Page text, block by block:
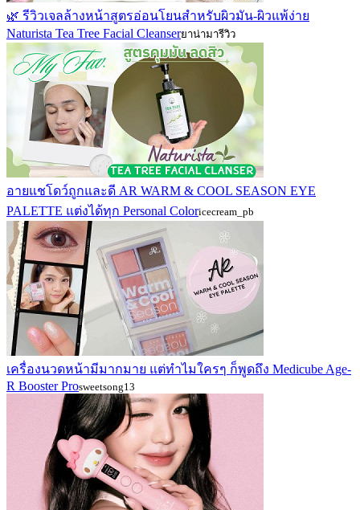
🌿 รีวิวเจลล้างหน้าสูตรอ่อนโยนสำหรับผิวมัน-ผิวแพ้ง่าย
Naturista Tea Tree Facial Cleanserยาน่ามารีวิว
อายแชโดว์ถูกและดี AR WARM & COOL SEASON EYE
PALETTE แต่งได้ทุก Personal Coloricecream_pb
เครื่องนวดหน้ามีมากมาย แต่ทำไมใครๆ ก็พูดถึง Medicube Age-
R Booster Prosweetsong13